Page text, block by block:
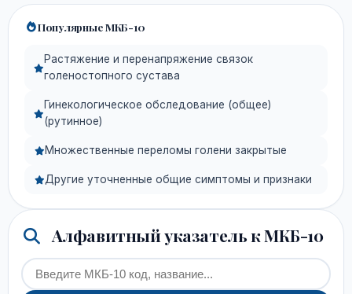
Популярные МКБ-10
Растяжение и перенапряжение связок
голеностопного сустава
Гинекологическое обследование (общее)
(рутинное)
Множественные переломы голени закрытые
Другие уточненные общие симптомы и признаки
Алфавитный указатель к МКБ-10